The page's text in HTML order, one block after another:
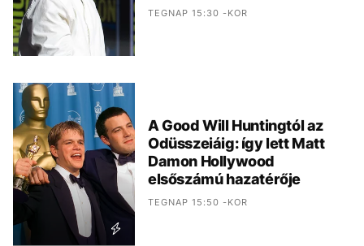
TEGNAP 15:30 -KOR
A Good Will Huntingtól az
Odüsszeiáig: így lett Matt
Damon Hollywood
elsőszámú hazatérője
TEGNAP 15:50 -KOR